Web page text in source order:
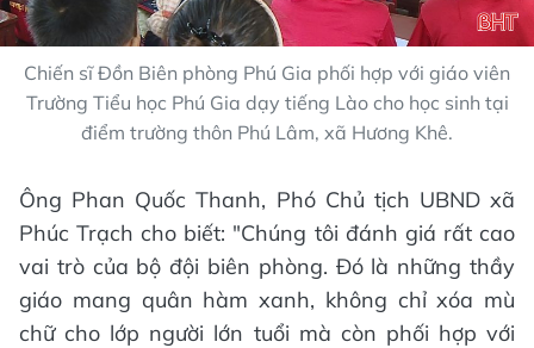
Chiến sĩ Đồn Biên phòng Phú Gia phối hợp với giáo viên
Trường Tiểu học Phú Gia dạy tiếng Lào cho học sinh tại
điểm trường thôn Phú Lâm, xã Hương Khê.
Ông Phan Quốc Thanh, Phó Chủ tịch UBND xã
Phúc Trạch cho biết: "Chúng tôi đánh giá rất cao
vai trò của bộ đội biên phòng. Đó là những thầy
giáo mang quân hàm xanh, không chỉ xóa mù
chữ cho lớp người lớn tuổi mà còn phối hợp với